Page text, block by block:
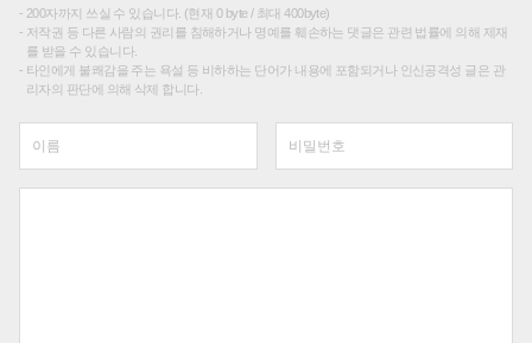
200자까지 쓰실 수 있습니다. (현재 0 byte / 최대 400byte)
저작권 등 다른 사람의 권리를 침해하거나 명예를 훼손하는 댓글은 관련 법률에 의해 제재
를 받을 수 있습니다.
타인에게 불쾌감을 주는 욕설 등 비하하는 단어가 내용에 포함되거나 인신공격성 글은 관
리자의 판단에 의해 삭제 합니다.